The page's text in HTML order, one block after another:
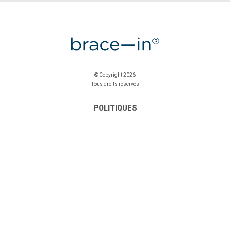
© Copyright 2026
Tous droits réservés
POLITIQUES